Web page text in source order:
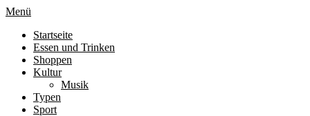
Menü
Startseite
Essen und Trinken
Shoppen
Kultur
Musik
Typen
Sport